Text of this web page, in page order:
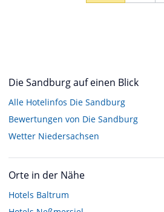
Die Sandburg auf einen Blick
Alle Hotelinfos Die Sandburg
Bewertungen von Die Sandburg
Wetter Niedersachsen
Orte in der Nähe
Hotels Baltrum